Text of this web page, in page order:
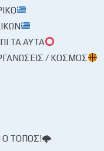
ΤΑ ΑΥΤΆ
/ ΚΌΣΜΟΣ
Ο ΤΌΠΟΣ!🌩